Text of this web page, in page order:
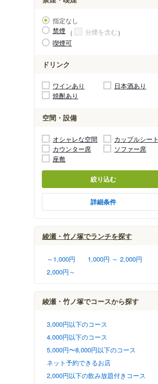
指定なし
禁煙
分煙を含む
喫煙可
ドリンク
ワインあり
日本酒あり
焼酎あり
空間・設備
オシャレな空間
カップルシート
カウンター席
ソファー席
座敷
絞り込む
詳細条件
綾瀬・竹ノ塚でランチを探す
～1,000円
1,000円 ～ 2,000円
2,000円～
綾瀬・竹ノ塚でコースから探す
3,000円以下のコース
4,000円以下のコース
5,000円〜8,000円以下のコース
ネット予約できるお店
2,000円以下の飲み放題付きコース